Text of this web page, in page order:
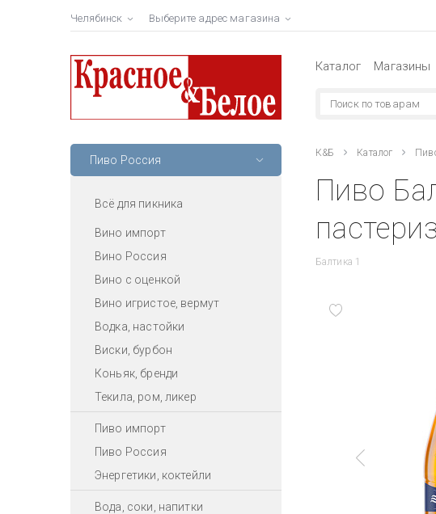
Челябинск Выберите адрес магазина
Каталог Магазины
Пиво Россия
Всё для пикника
Вино импорт
Вино Россия
Вино с оценкой
Вино игристое, вермут
Водка, настойки
Виски, бурбон
Коньяк, бренди
Текила, ром, ликер
Пиво импорт
Пиво Россия
Энергетики, коктейли
Вода, соки, напитки
К&Б Каталог
Пиво
Балтика 1